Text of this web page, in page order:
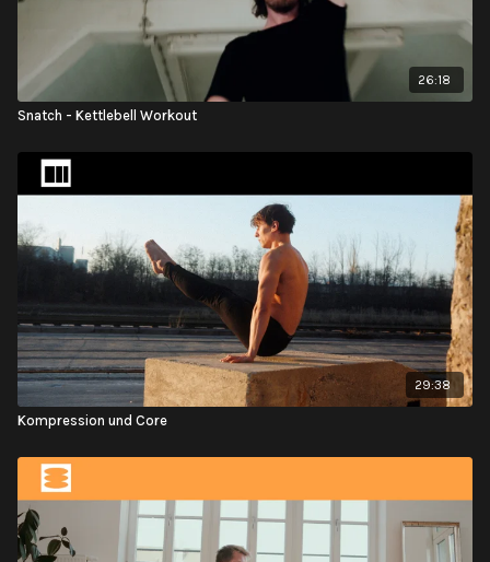
26:18
Snatch - Kettlebell Workout
29:38
Kompression und Core